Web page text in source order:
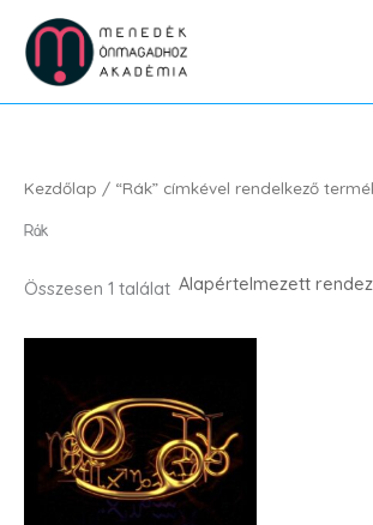
content
Kezdőlap / “Rák” címkével rendelkező
Rák
Összesen 1 találat